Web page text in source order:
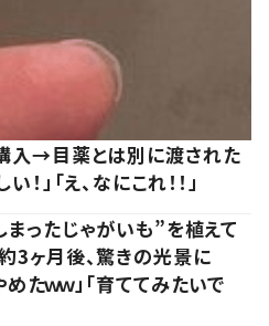
入→目薬とは別に渡された
」「え、なにこれ！！」
ったじゃがいも”を植えて
ヶ月後、驚きの光景に
たｗｗ」「育ててみたいで